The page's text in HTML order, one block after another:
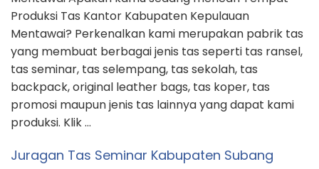
Produksi Tas Kantor Kabupaten Kepulauan
Mentawai? Perkenalkan kami merupakan pabrik tas
yang membuat berbagai jenis tas seperti tas ransel,
tas seminar, tas selempang, tas sekolah, tas
backpack, original leather bags, tas koper, tas
promosi maupun jenis tas lainnya yang dapat kami
produksi. Klik …
Juragan Tas Seminar Kabupaten Subang